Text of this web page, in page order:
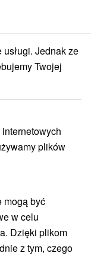
kraj Číž
Jednak ze
Twojej
plików
mogą być
w celu
Dzięki plikom
z tym, czego